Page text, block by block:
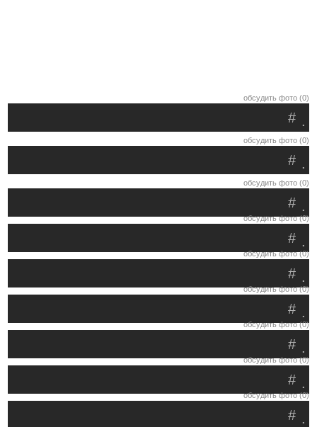
обсудить фото (0)
.
#
обсудить фото (0)
.
#
обсудить фото (0)
.
#
обсудить фото (0)
.
#
обсудить фото (0)
.
#
обсудить фото (0)
.
#
обсудить фото (0)
.
#
обсудить фото (0)
.
#
обсудить фото (0)
.
#